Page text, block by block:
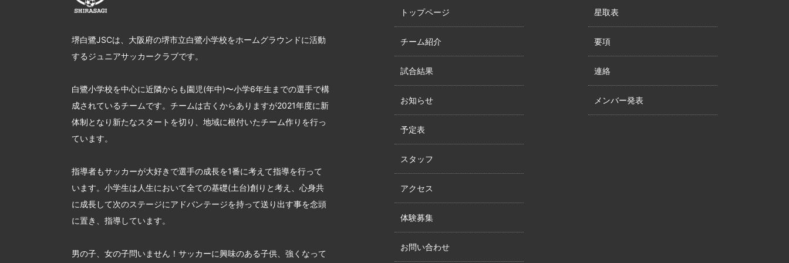
堺白鷺JSCは、大阪府の堺市立白鷺小学校をホームグラウンドに活動
するジュニアサッカークラブです。
白鷺小学校を中心に近隣からも園児(年中)〜小学6年生までの選手で構
成されているチームです。チームは古くからありますが2021年度に新
体制となり新たなスタートを切り、地域に根付いたチーム作りを行っ
ています。
指導者もサッカーが大好きで選手の成長を1番に考えて指導を行って
います。小学生は人生において全ての基礎(土台)創りと考え、心身共
に成長して次のステージにアドバンテージを持って送り出す事を念頭
に置き、指導しています。
男の子、女の子問いません！サッカーに興味のある子供、強くなって
トップページ
チーム紹介
試合結果
お知らせ
予定表
スタッフ
アクセス
体験募集
お問い合わせ
星取表
要項
連絡
メンバー発表